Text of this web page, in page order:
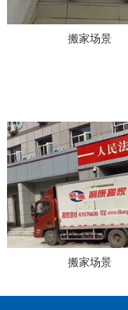
搬家场景
搬家场景